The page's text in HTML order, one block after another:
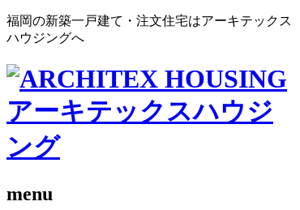
福岡の新築一戸建て・注文住宅はアーキテックス
ハウジングへ
menu